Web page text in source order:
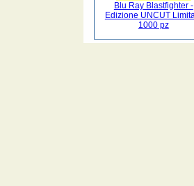
Blu Ray Blastfighter -
Edizione UNCUT
1000 pz